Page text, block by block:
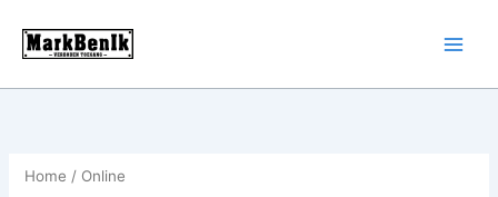
naar
inhoud
Home / Online